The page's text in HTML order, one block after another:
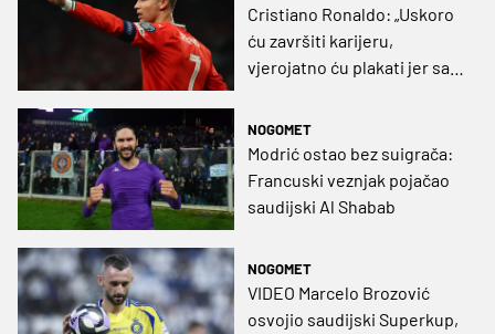
Cristiano Ronaldo: „Uskoro
ću završiti karijeru,
vjerojatno ću plakati jer sam
NOGOMET
Modrić ostao bez suigrača:
Francuski veznjak pojačao
saudijski Al Shabab
NOGOMET
VIDEO Marcelo Brozović
osvojio saudijski Superkup,